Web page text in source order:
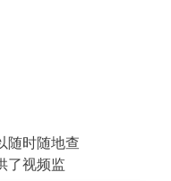
随时随地查
了视频监